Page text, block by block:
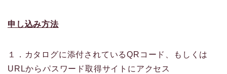
申し込み方法
１．カタログに添付されているQRコード、もしくは
URLからパスワード取得サイトにアクセス